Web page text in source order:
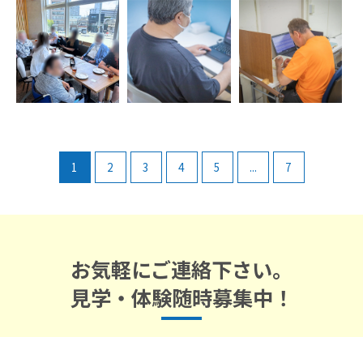
1 2 3 4 5 ... 7
お気軽にご連絡下さい。
見学・体験随時募集中！